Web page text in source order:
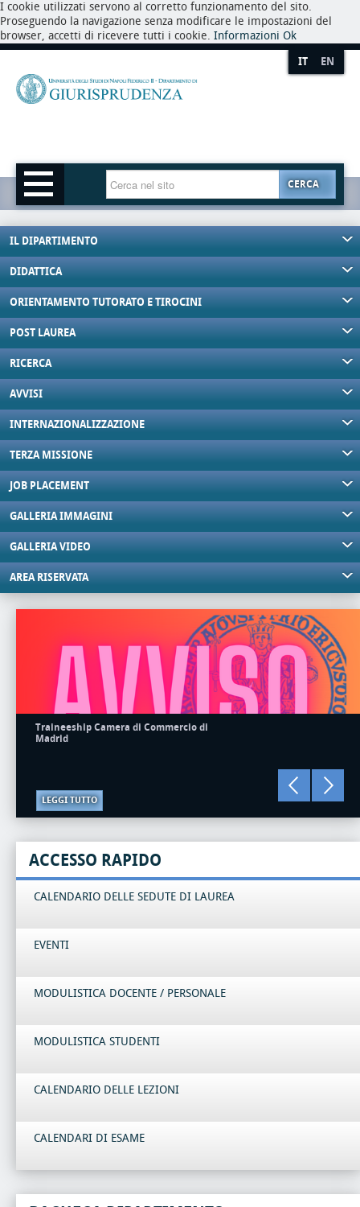
I cookie utilizzati servono al corretto funzionamento del sito.
Proseguendo la navigazione senza modificare le impostazioni del
browser, accetti di ricevere tutti i cookie. Informazioni Ok
IT EN
CERCA
IL DIPARTIMENTO
DIDATTICA
ORIENTAMENTO TUTORATO E TIROCINI
POST LAUREA
RICERCA
AVVISI
INTERNAZIONALIZZAZIONE
TERZA MISSIONE
JOB PLACEMENT
GALLERIA IMMAGINI
GALLERIA VIDEO
AREA RISERVATA
Traineeship Camera di Commercio di
Madrid
LEGGI TUTTO
ACCESSO RAPIDO
CALENDARIO DELLE SEDUTE DI LAUREA
EVENTI
MODULISTICA DOCENTE / PERSONALE
MODULISTICA STUDENTI
CALENDARIO DELLE LEZIONI
CALENDARI DI ESAME